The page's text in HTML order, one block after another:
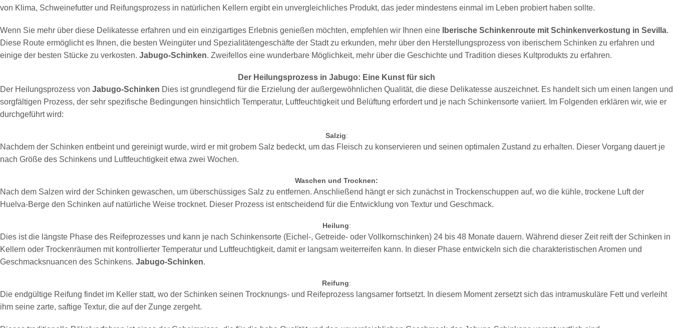
von Klima, Schweinefutter und Reifungsprozess in natürlichen Kellern ergibt ein unvergleichliches Produkt, das jeder mindestens einmal im Leben probiert haben sollte.
Wenn Sie mehr über diese Delikatesse erfahren und ein einzigartiges Erlebnis genießen möchten, empfehlen wir Ihnen eine Iberische Schinkenroute mit Schinkenverkostung in Sevilla.
Diese Route ermöglicht es Ihnen, die besten Weingüter und Spezialitätengeschäfte der Stadt zu erkunden, mehr über den Herstellungsprozess von iberischem Schinken zu erfahren und
einige der besten Stücke zu verkosten. Jabugo-Schinken. Zweifellos eine wunderbare Möglichkeit, mehr über die Geschichte und Tradition dieses Kultprodukts zu erfahren.
Der Heilungsprozess in Jabugo: Eine Kunst für sich
Der Heilungsprozess von Jabugo-Schinken Dies ist grundlegend für die Erzielung der außergewöhnlichen Qualität, die diese Delikatesse auszeichnet. Es handelt sich um einen langen und
sorgfältigen Prozess, der sehr spezifische Bedingungen hinsichtlich Temperatur, Luftfeuchtigkeit und Belüftung erfordert und je nach Schinkensorte variiert. Im Folgenden erklären wir, wie er
durchgeführt wird:
Salzig:
Nachdem der Schinken entbeint und gereinigt wurde, wird er mit grobem Salz bedeckt, um das Fleisch zu konservieren und seinen optimalen Zustand zu erhalten. Dieser Vorgang dauert je
nach Größe des Schinkens und Luftfeuchtigkeit etwa zwei Wochen.
Waschen und Trocknen:
Nach dem Salzen wird der Schinken gewaschen, um überschüssiges Salz zu entfernen. Anschließend hängt er sich zunächst in Trockenschuppen auf, wo die kühle, trockene Luft der
Huelva-Berge den Schinken auf natürliche Weise trocknet. Dieser Prozess ist entscheidend für die Entwicklung von Textur und Geschmack.
Heilung:
Dies ist die längste Phase des Reifeprozesses und kann je nach Schinkensorte (Eichel-, Getreide- oder Vollkornschinken) 24 bis 48 Monate dauern. Während dieser Zeit reift der Schinken in
Kellern oder Trockenräumen mit kontrollierter Temperatur und Luftfeuchtigkeit, damit er langsam weiterreifen kann. In dieser Phase entwickeln sich die charakteristischen Aromen und
Geschmacksnuancen des Schinkens. Jabugo-Schinken.
Reifung:
Die endgültige Reifung findet im Keller statt, wo der Schinken seinen Trocknungs- und Reifeprozess langsamer fortsetzt. In diesem Moment zersetzt sich das intramuskuläre Fett und verleiht
ihm seine zarte, saftige Textur, die auf der Zunge zergeht.